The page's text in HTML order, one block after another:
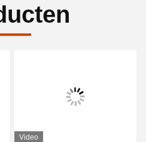
Video